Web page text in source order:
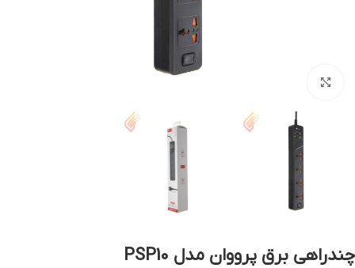
چندراهی برق پرووان مدل PSP10